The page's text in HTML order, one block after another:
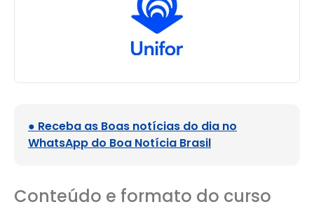
● Receba as Boas notícias do dia no
WhatsApp do Boa Notícia Brasil
Conteúdo e formato do curso